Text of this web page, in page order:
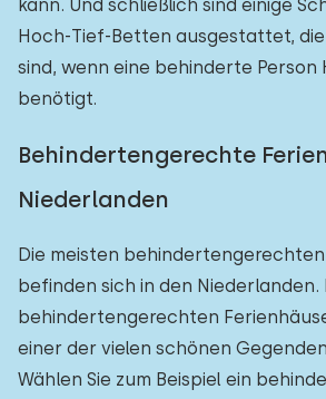
kann. Und schließlich sind einige
Hoch-Tief-Betten ausgestattet,
sind, wenn eine behinderte Person
benötigt.
Behindertengerechte
Niederlanden
Die meisten
befinden sich in den Niederlanden.
behindertengerechten
einer der vielen schönen
Wählen Sie zum Beispiel ein